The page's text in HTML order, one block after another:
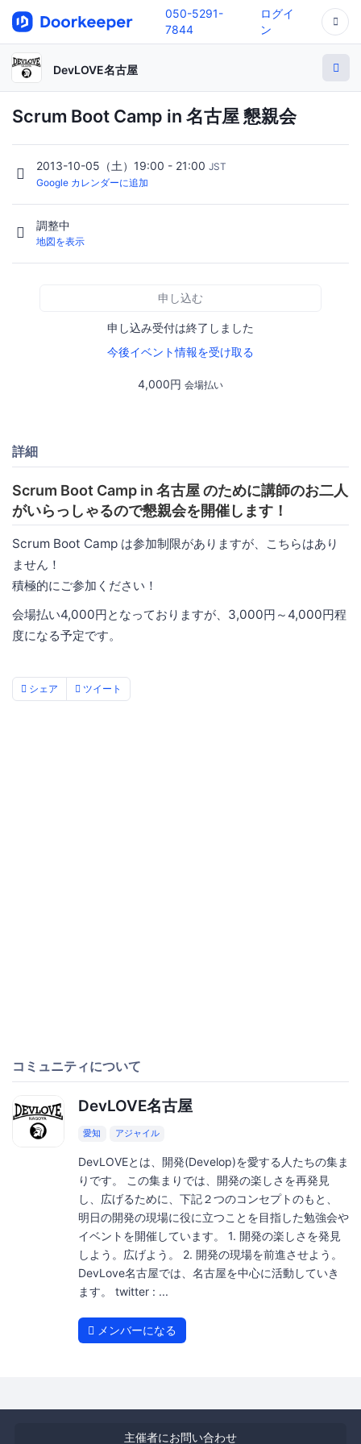
050-5291-
7844
ログイ
ン
DevLOVE名古屋
Scrum Boot Camp in 名古屋 懇親会
2013-10-05（土）19:00 - 21:00 JST
Google カレンダーに追加
調整中
地図を表示
申し込む
申し込み受付は終了しました
今後イベント情報を受け取る
4,000円 会場払い
詳細
Scrum Boot Camp in 名古屋 のために講師のお二人
がいらっしゃるので懇親会を開催します！
Scrum Boot Camp は参加制限がありますが、こちらはあり
ません！
積極的にご参加ください！
会場払い4,000円となっておりますが、3,000円～4,000円程
度になる予定です。
シェア ツイート
コミュニティについて
DevLOVE名古屋
愛知 アジャイル
DevLOVEとは、開発(Develop)を愛する人たちの集ま
りです。 この集まりでは、開発の楽しさを再発見
し、広げるために、下記２つのコンセプトのもと、
明日の開発の現場に役に立つことを目指した勉強会や
イベントを開催しています。 1. 開発の楽しさを発見
しよう。広げよう。 2. 開発の現場を前進させよう。
DevLove名古屋では、名古屋を中心に活動していき
ます。 twitter : ...
メンバーになる
主催者にお問い合わせ